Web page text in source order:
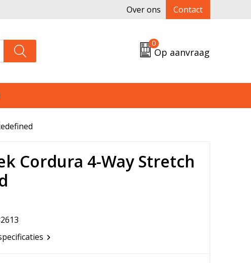
Over ons Contact
0
Op aanvraag
Cordura 4-Way Stretch